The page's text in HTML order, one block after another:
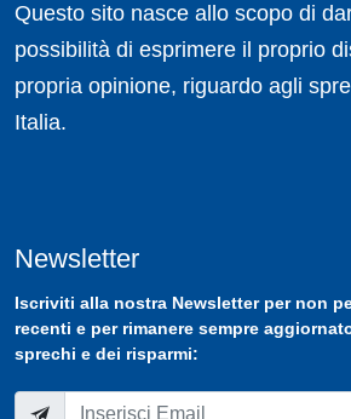
Questo sito nasce allo scopo di
possibilità di esprimere il proprio
propria opinione, riguardo agli
Italia.
Newsletter
Iscriviti alla nostra Newsletterper non
recenti e per rimanere sempre
sprechi e dei risparmi: